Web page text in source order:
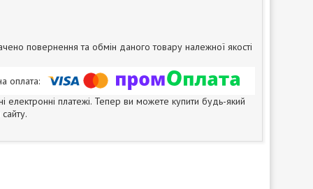
повернення та обмін даного товару належної якості
електронні платежі. Тепер ви можете купити будь-який